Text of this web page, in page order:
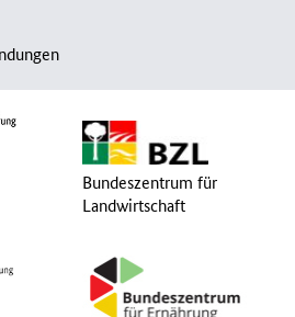
Bundeszentrum für
Landwirtschaft